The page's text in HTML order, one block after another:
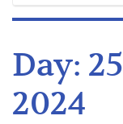
Day:
2024